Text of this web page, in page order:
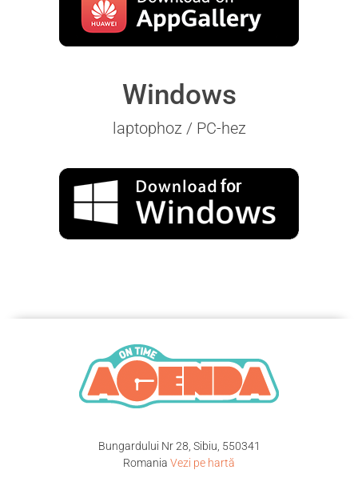
Windows
laptophoz / PC-hez
Bungardului Nr 28, Sibiu, 550341
Romania Vezi pe hartă